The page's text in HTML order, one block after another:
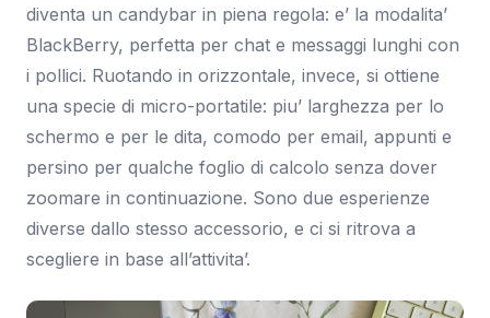
diventa un candybar in piena regola: e’ la modalita’
BlackBerry, perfetta per chat e messaggi lunghi con
i pollici. Ruotando in orizzontale, invece, si ottiene
una specie di micro-portatile: piu’ larghezza per lo
schermo e per le dita, comodo per email, appunti e
persino per qualche foglio di calcolo senza dover
zoomare in continuazione. Sono due esperienze
diverse dallo stesso accessorio, e ci si ritrova a
scegliere in base all’attivita’.